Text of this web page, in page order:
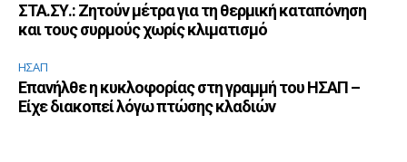
ΣΤΑ.ΣΥ.: Ζητούν μέτρα για τη θερμική καταπόνηση
και τους συρμούς χωρίς κλιματισμό
ΗΣΑΠ
Επανήλθε η κυκλοφορίας στη γραμμή του ΗΣΑΠ –
Είχε διακοπεί λόγω πτώσης κλαδιών